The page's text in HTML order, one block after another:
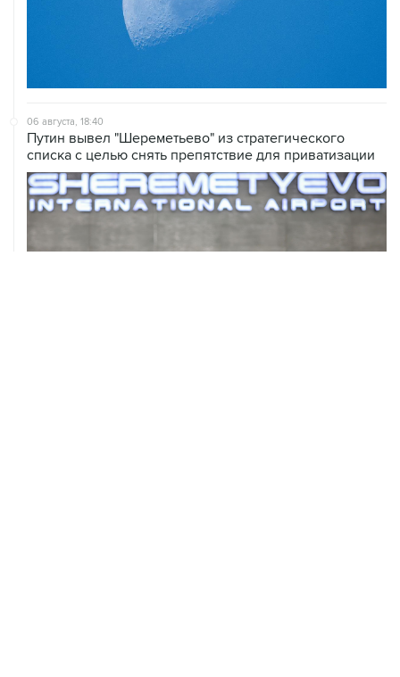
06 августа, 18:40
Путин вывел "Шереметьево" из стратегического
списка с целью снять препятствие для приватизации